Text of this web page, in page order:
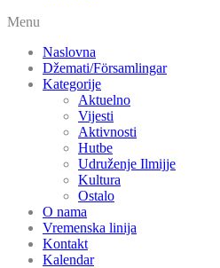
Menu
Naslovna
Džemati/Församlingar
Kategorije
Aktuelno
Vijesti
Aktivnosti
Hutbe
Udruženje Ilmijje
Kultura
Ostalo
O nama
Vremenska linija
Kontakt
Kalendar